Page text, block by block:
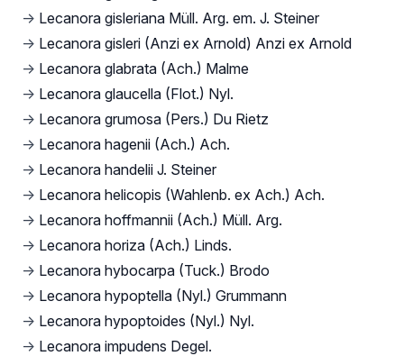
→ Lecanora gisleriana Müll. Arg. em. J. Steiner
→ Lecanora gisleri (Anzi ex Arnold) Anzi ex Arnold
→ Lecanora glabrata (Ach.) Malme
→ Lecanora glaucella (Flot.) Nyl.
→ Lecanora grumosa (Pers.) Du Rietz
→ Lecanora hagenii (Ach.) Ach.
→ Lecanora handelii J. Steiner
→ Lecanora helicopis (Wahlenb. ex Ach.) Ach.
→ Lecanora hoffmannii (Ach.) Müll. Arg.
→ Lecanora horiza (Ach.) Linds.
→ Lecanora hybocarpa (Tuck.) Brodo
→ Lecanora hypoptella (Nyl.) Grummann
→ Lecanora hypoptoides (Nyl.) Nyl.
→ Lecanora impudens Degel.